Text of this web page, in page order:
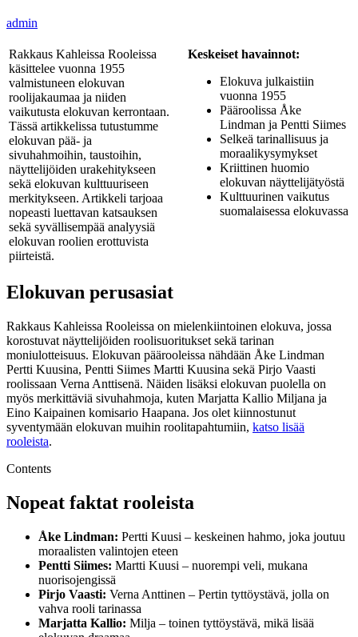
admin
Rakkaus Kahleissa Rooleissa
käsittelee vuonna 1955
valmistuneen elokuvan
roolijakaumaa ja niiden
vaikutusta elokuvan kerrontaan.
Tässä artikkelissa tutustumme
elokuvan pää- ja
sivuhahmoihin, taustoihin,
näyttelijöiden urakehitykseen
sekä elokuvan kulttuuriseen
merkitykseen. Artikkeli tarjoaa
nopeasti luettavan katsauksen
sekä syvällisempää analyysiä
elokuvan roolien erottuvista
piirteistä.
Keskeiset havainnot:
Elokuva julkaistiin
vuonna 1955
Pääroolissa Åke
Lindman ja Pentti Siimes
Selkeä tarinallisuus ja
moraalikysymykset
Kriittinen huomio
elokuvan näyttelijätyöstä
Kulttuurinen vaikutus
suomalaisessa elokuvassa
Elokuvan perusasiat
Rakkaus Kahleissa Rooleissa on mielenkiintoinen elokuva, jossa
korostuvat näyttelijöiden roolisuoritukset sekä tarinan
moniulotteisuus. Elokuvan päärooleissa nähdään Åke Lindman
Pertti Kuusina, Pentti Siimes Martti Kuusina sekä Pirjo Vaasti
roolissaan Verna Anttisenä. Näiden lisäksi elokuvan puolella on
myös merkittäviä sivuhahmoja, kuten Marjatta Kallio Miljana ja
Eino Kaipainen komisario Haapana. Jos olet kiinnostunut
syventymään elokuvan muihin roolitapahtumiin, katso lisää
rooleista.
Contents
Nopeat faktat rooleista
Åke Lindman: Pertti Kuusi – keskeinen hahmo, joka joutuu
moraalisten valintojen eteen
Pentti Siimes: Martti Kuusi – nuorempi veli, mukana
nuorisojengissä
Pirjo Vaasti: Verna Anttinen – Pertin tyttöystävä, jolla on
vahva rooli tarinassa
Marjatta Kallio: Milja – toinen tyttöystävä, mikä lisää